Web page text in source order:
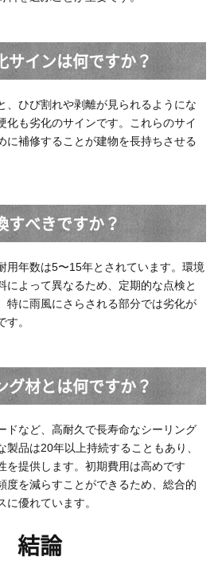
サインは何ですか？
、ひび割れや剥離が見られるようにな
化も劣化のサインです。これらのサイ
に補修することが建物を長持ちさせる
すべきですか？
用年数は5〜15年とされています。環境
によって異なるため、定期的な点検と
特に雨風にさらされる部分では劣化が
。
グ材とは何ですか？
ドなど、高耐久で長寿命なシーリング
品は20年以上持続することもあり、
を提供します。初期費用は高めです
度を減らすことができるため、総合的
優れています。
結論